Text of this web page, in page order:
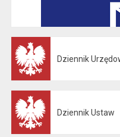
Dziennik
Dziennik Ustaw